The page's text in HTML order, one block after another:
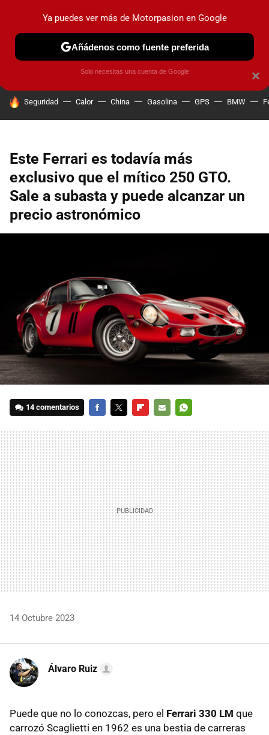
PRUEBAS COCHES ELÉCTRICOS OBSERVATORIO
HOY SE HABLA DE
Seguridad Calor China Gasolina GPS BMW
Este Ferrari es todavía más
exclusivo que el mítico 250 GTO.
Sale a subasta y puede alcanzar un
precio astronómico
14 comentarios
MAIL
14 Octubre 2023
Álvaro Ruiz
Puede que no lo conozcas, pero el Ferrari 330 LM que
carrozó Scaglietti en 1962 es una bestia de carreras
×
Ya puedes ver más de Motorpasion en Google
Añádenos como fuente preferida
Solo necesitas una cuenta de Google